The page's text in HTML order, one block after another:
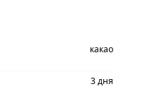
какао
3 дня